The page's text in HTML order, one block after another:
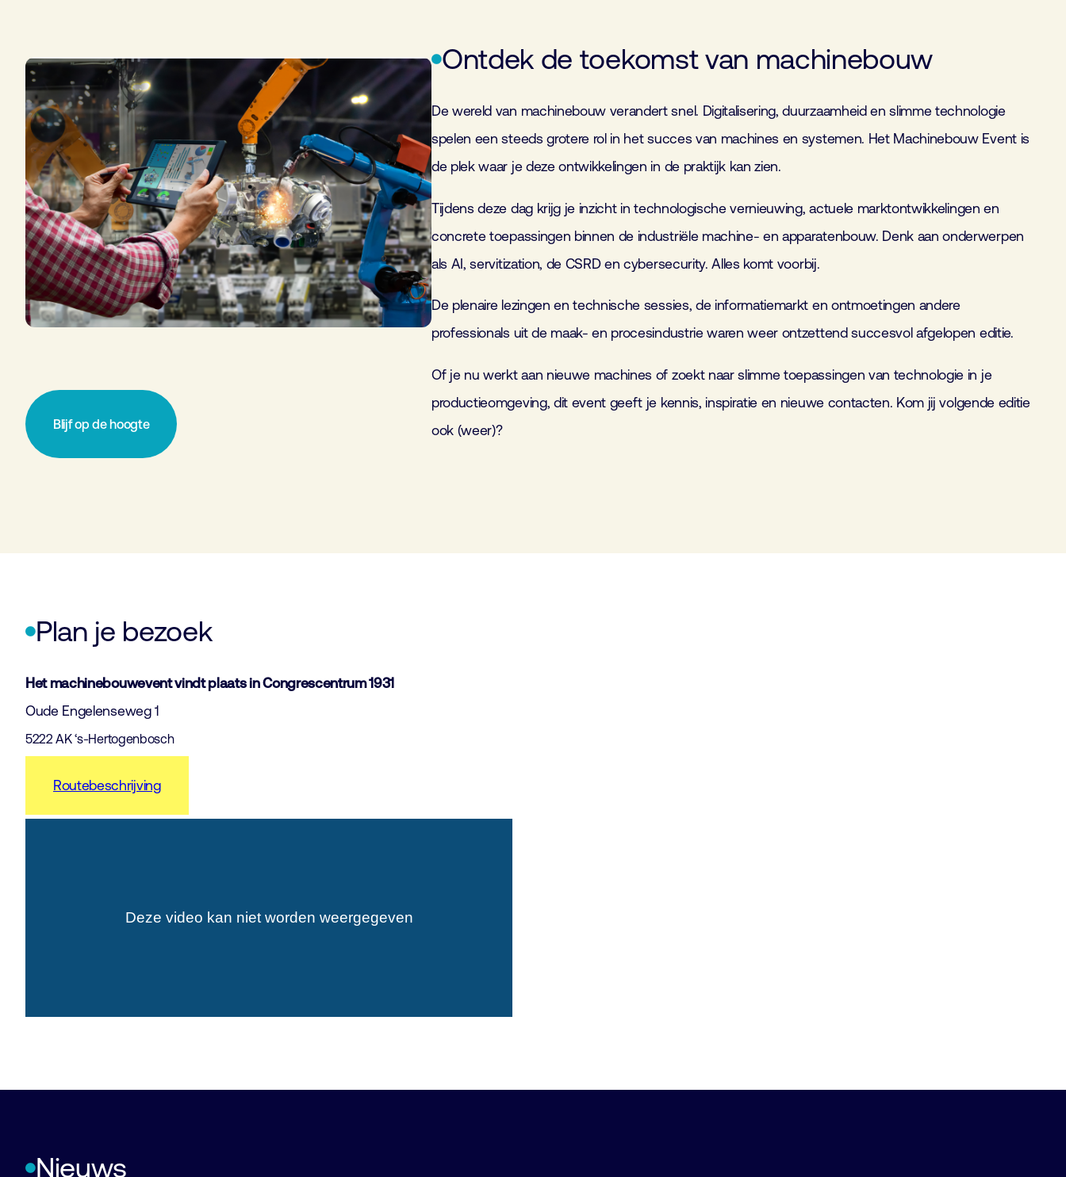
Blijf op de hoogte
Ontdek de toekomst van machinebouw
De wereld van machinebouw verandert snel. Digitalisering, duurzaamheid en slimme technologie
spelen een steeds grotere rol in het succes van machines en systemen. Het Machinebouw Event is
de plek waar je deze ontwikkelingen in de praktijk kan zien.
Tijdens deze dag krijg je inzicht in technologische vernieuwing, actuele marktontwikkelingen en
concrete toepassingen binnen de industriële machine- en apparatenbouw. Denk aan onderwerpen
als AI, servitization, de CSRD en cybersecurity. Alles komt voorbij.
De plenaire lezingen en technische sessies, de informatiemarkt en ontmoetingen andere
professionals uit de maak- en procesindustrie waren weer ontzettend succesvol afgelopen editie.
Of je nu werkt aan nieuwe machines of zoekt naar slimme toepassingen van technologie in je
productieomgeving, dit event geeft je kennis, inspiratie en nieuwe contacten. Kom jij volgende editie
ook (weer)?
Plan je bezoek
Het machinebouwevent vindt plaats in Congrescentrum 1931
Oude Engelenseweg 1
5222 AK ‘s-Hertogenbosch
Routebeschrijving
Nieuws